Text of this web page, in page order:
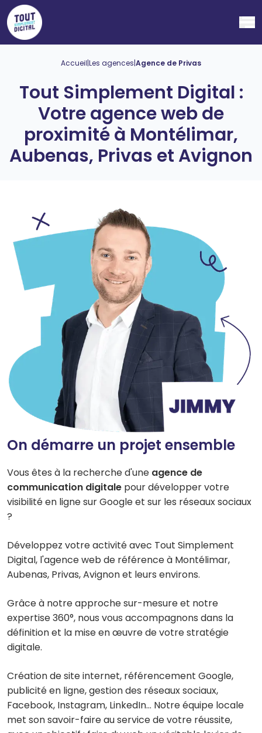
Accueil|Les agences|Agence de Privas
Tout Simplement Digital :
Votre agence web de
proximité à Montélimar,
Aubenas, Privas et Avignon
On démarre un projet ensemble
Vous êtes à la recherche d'une agence de
communication digitale pour développer votre
visibilité en ligne sur Google et sur les réseaux sociaux
?
Développez votre activité avec Tout Simplement
Digital, l'agence web de référence à Montélimar,
Aubenas, Privas, Avignon et leurs environs.
Grâce à notre approche sur-mesure et notre
expertise 360°, nous vous accompagnons dans la
définition et la mise en œuvre de votre stratégie
digitale.
Création de site internet, référencement Google,
publicité en ligne, gestion des réseaux sociaux,
Facebook, Instagram, LinkedIn... Notre équipe locale
met son savoir-faire au service de votre réussite,